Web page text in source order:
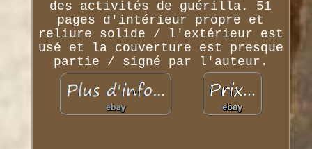
des activités de guérilla. 51
pages d'intérieur propre et
reliure solide / l'extérieur est
usé et la couverture est presque
partie / signé par l'auteur.